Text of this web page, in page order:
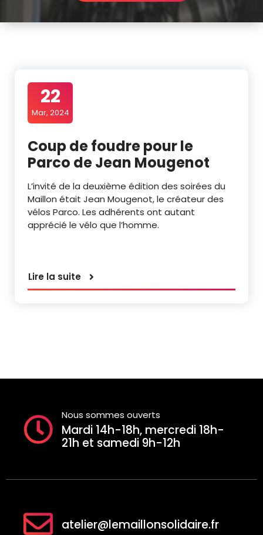
22
Mar, 2024
Coup de foudre pour le
Parco de Jean Mougenot
L’invité de la deuxième édition des soirées du
Maillon était Jean Mougenot, le créateur des
vélos Parco. Les adhérents ont autant
apprécié le vélo que l’homme.
Lire la suite
Nous sommes ouverts
Mardi 14h-18h, mercredi 18h-
21h et samedi 9h-12h
atelier@lemaillonsolidaire.fr